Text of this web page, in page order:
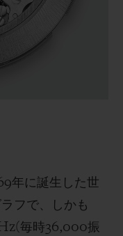
年に誕生した世
フで、しかも
毎時36,000振